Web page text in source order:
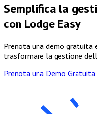
Semplifica la
con Lodge Easy
Prenota una demo gratuita
trasformare la gestione
Prenota una Demo Gratuita